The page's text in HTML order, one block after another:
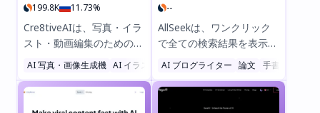
199.8K 11.73%
Cre8tiveAIは、写真・イラ
スト・動画編集のための先
進的なAI搭載プラットフォ
ームです。Photo Refiner
やFace Refiner、
AI 写真・画像生成機 AI イラスト生成機 AI 背景生成機
--
AllSeekは、ワンクリック
で全ての検索結果を表示で
きる強力なChrome拡張機
能です。ChatGPTやKimi
などのAI検索エンジンと従
来の検索ツールを簡単に比
AI ブログライター 論文 手書